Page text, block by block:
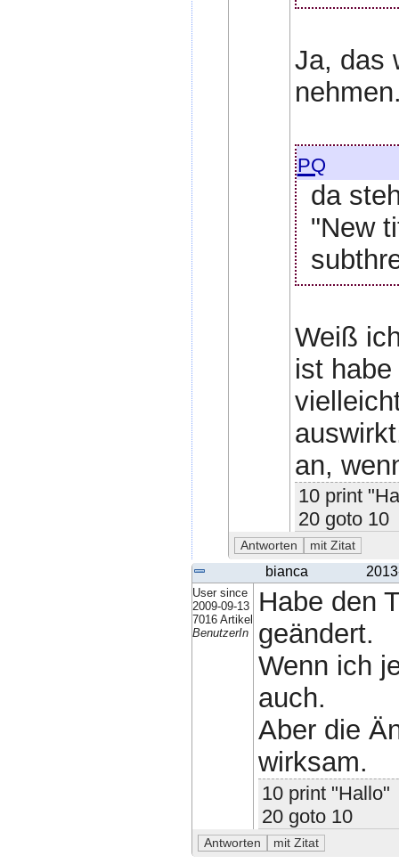
Ja, das
pq
da
"New
Weiß
ist
an,
10 print
20 goto 10
bianca
User since
2009-09-13
7016 Artikel
BenutzerIn
Habe den
geändert.
Wenn ich
auch.
Aber die
wirksam.
10 print "Hallo"
20 goto 10